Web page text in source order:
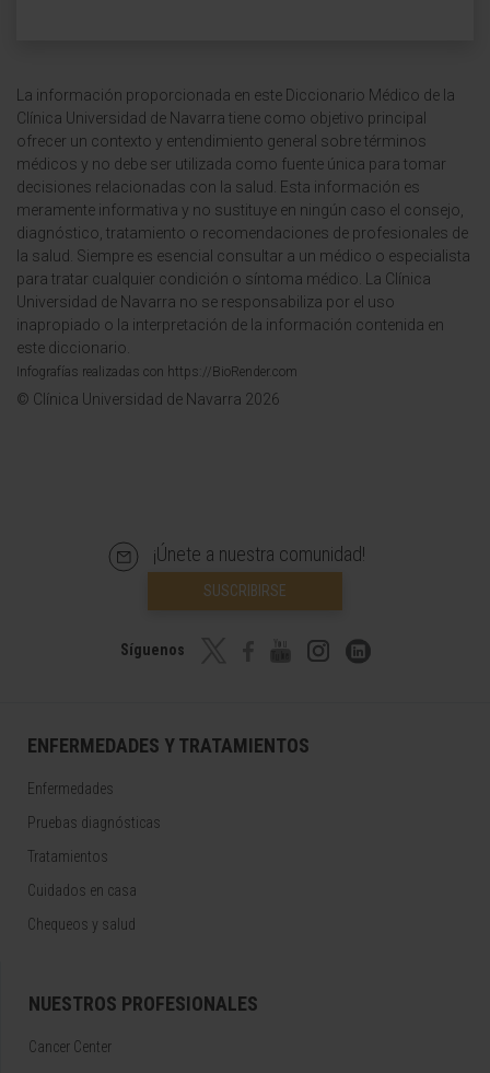
La información proporcionada en este Diccionario Médico de la
Clínica Universidad de Navarra tiene como objetivo principal
ofrecer un contexto y entendimiento general sobre términos
médicos y no debe ser utilizada como fuente única para tomar
decisiones relacionadas con la salud. Esta información es
meramente informativa y no sustituye en ningún caso el consejo,
diagnóstico, tratamiento o recomendaciones de profesionales de
la salud. Siempre es esencial consultar a un médico o especialista
para tratar cualquier condición o síntoma médico. La Clínica
Universidad de Navarra no se responsabiliza por el uso
inapropiado o la interpretación de la información contenida en
este diccionario.
Infografías realizadas con https://BioRender.com
© Clínica Universidad de Navarra 2026
¡Únete a nuestra comunidad!
SUSCRIBIRSE
Síguenos
ENFERMEDADES Y TRATAMIENTOS
Enfermedades
Pruebas diagnósticas
Tratamientos
Cuidados en casa
Chequeos y salud
NUESTROS PROFESIONALES
Cancer Center